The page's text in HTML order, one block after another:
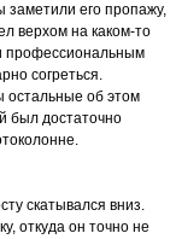
его пропажу,
верхом на каком-то
профессиональным
согреться.
остальные об этом
был достаточно
скатывался вниз.
откуда он точно не